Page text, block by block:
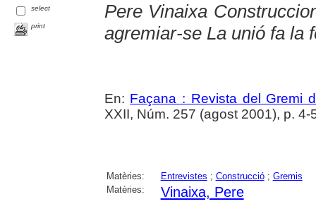
select
print
Pere Vinaixa
agremiar-se La unió fa la
En: Façana : Revista del Gremi
XXII, Núm. 257 (agost 2001), p. 4-
Matèries: Entrevistes ; Construcció; Gremis
Matèries:
Vinaixa, Pere